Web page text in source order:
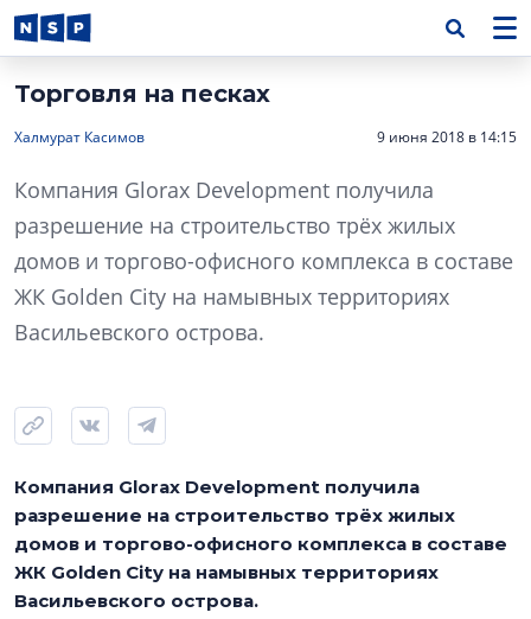
Торговля на песках
Халмурат Касимов 9 июня 2018 в 14:15
Компания Glorax Development получила
разрешение на строительство трёх жилых
домов и торгово-офисного комплекса в составе
ЖК Golden City на намывных территориях
Васильевского острова.
Компания Glorax Development получила
разрешение на строительство трёх жилых
домов и торгово-офисного комплекса в составе
ЖК Golden City на намывных территориях
Васильевского острова.